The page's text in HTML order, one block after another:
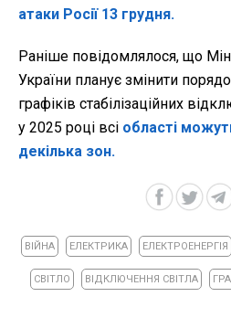
атаки Росії 13 грудня.
Раніше повідомлялося, що
України планує змінити
графіків стабілізаційних
у 2025 році всі області
декілька зон.
ВІЙНА ЕЛЕКТРИКА ЕЛЕКТРОЕНЕРГІЯ
СВІТЛО ВІДКЛЮЧЕННЯ СВІТЛА